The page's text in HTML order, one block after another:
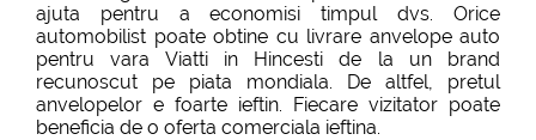
ajuta pentru a economisi timpul dvs. Orice
automobilist poate obtine cu livrare anvelope auto
pentru vara Viatti in Hincesti de la un brand
recunoscut pe piata mondiala. De altfel, pretul
anvelopelor e foarte ieftin. Fiecare vizitator poate
beneficia de o oferta comerciala ieftina.